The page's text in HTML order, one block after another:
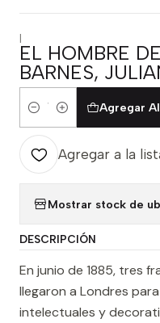
|
EL HOMBRE
BARNES,
Cantidad
Agregar
Agregar a la
Mostrar stock de
DESCRIPCIÓN
En junio de 1885, tres
llegaron a Londres
intelectuales y